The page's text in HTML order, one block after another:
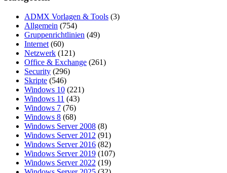
ADMX Vorlagen & Tools (3)
Allgemein (754)
Gruppenrichtlinien (49)
Internet(60)
Netzwerk (121)
Office & Exchange (261)
Security (296)
Skripte (546)
Windows 10 (221)
Windows 11 (43)
Windows 7 (76)
Windows 8 (68)
Windows Server 2008 (8)
Windows Server 2012 (91)
Windows Server 2016 (82)
Windows Server 2019 (107)
Windows Server 2022 (19)